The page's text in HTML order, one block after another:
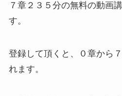
７章２３５分の無料の動画
す。
登録して頂くと、０章から
れます。